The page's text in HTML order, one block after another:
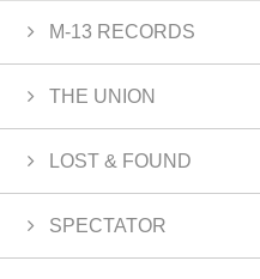
M-13 RECORDS
THE UNION
LOST & FOUND
SPECTATOR